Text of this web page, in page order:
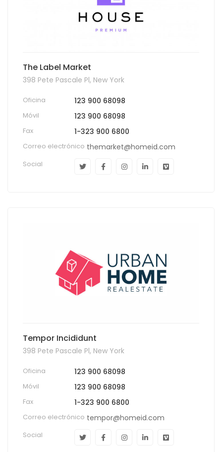
The Label Market
398 Pete Pascale Pl, New York
Oficina 123 900 68098
Móvil 123 900 68098
Fax 1-323 900 6800
Correo electrónico themarket@homeid.com
Social
Tempor Incididunt
398 Pete Pascale Pl, New York
Oficina 123 900 68098
Móvil 123 900 68098
Fax 1-323 900 6800
Correo electrónico tempor@homeid.com
Social